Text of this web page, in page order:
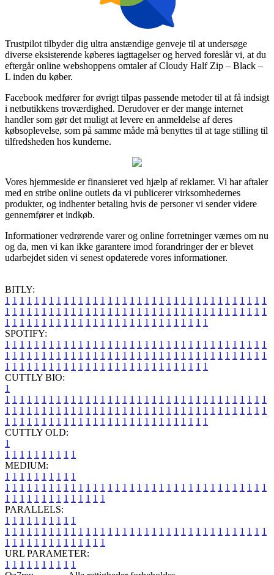
Trustpilot tilbyder dig ultra anstændige genveje til at undersøge
diverse eksisterende køberes iagttagelser og herved foreslår vi, at du
eftergår online webshoppens omtaler af Cloudy Half Zip – Black –
L inden du køber.
Facebook medfører for øvrigt tilpas passende metoder til at få indsigt
i netbutikkens troværdighed. Derudover er der mange internet
handler som gør det muligt at levere en anmeldelse af deres
købsoplevelse, som på samme måde må benyttes til at tage stilling til
tilfredsheden hos kunderne.
Vores hjemmeside er finansieret ved hjælp af reklamer. Vi har aftaler
med en stribe online outlets da vi publicerer virksomhedernes
produkter, og indhenter betaling hvis de personer vi sender videre
gennemfører et indkøb.
Informationer vedrørende varer og online forretninger værnes om nu
og da, men vi kan ikke garantere imod forandringer der er blevet
udarbejdet siden vi senest opdaterede vores informationer.
BITLY:
1 1 1 1 1 1 1 1 1 1 1 1 1 1 1 1 1 1 1 1 1 1 1 1 1 1 1 1 1 1 1 1 1 1 1 1
1 1 1 1 1 1 1 1 1 1 1 1 1 1 1 1 1 1 1 1 1 1 1 1 1 1 1 1 1 1 1 1 1 1 1 1
1 1 1 1 1 1 1 1 1 1 1 1 1 1 1 1 1 1 1 1 1 1 1 1 1 1 1 1
SPOTIFY:
1 1 1 1 1 1 1 1 1 1 1 1 1 1 1 1 1 1 1 1 1 1 1 1 1 1 1 1 1 1 1 1 1 1 1 1
1 1 1 1 1 1 1 1 1 1 1 1 1 1 1 1 1 1 1 1 1 1 1 1 1 1 1 1 1 1 1 1 1 1 1 1
1 1 1 1 1 1 1 1 1 1 1 1 1 1 1 1 1 1 1 1 1 1 1 1 1 1 1 1
CUTTLY BIO:
1
1 1 1 1 1 1 1 1 1 1 1 1 1 1 1 1 1 1 1 1 1 1 1 1 1 1 1 1 1 1 1 1 1 1 1 1
1 1 1 1 1 1 1 1 1 1 1 1 1 1 1 1 1 1 1 1 1 1 1 1 1 1 1 1 1 1 1 1 1 1 1 1
1 1 1 1 1 1 1 1 1 1 1 1 1 1 1 1 1 1 1 1 1 1 1 1 1 1 1 1
CUTTLY OLD:
1
1 1 1 1 1 1 1 1 1 1
MEDIUM:
1 1 1 1 1 1 1 1 1 1
1 1 1 1 1 1 1 1 1 1 1 1 1 1 1 1 1 1 1 1 1 1 1 1 1 1 1 1 1 1 1 1 1 1 1 1
1 1 1 1 1 1 1 1 1 1 1 1 1 1
PARALLELS:
1 1 1 1 1 1 1 1 1 1
1 1 1 1 1 1 1 1 1 1 1 1 1 1 1 1 1 1 1 1 1 1 1 1 1 1 1 1 1 1 1 1 1 1 1 1
1 1 1 1 1 1 1 1 1 1 1 1 1 1
URL PARAMETER:
1 1 1 1 1 1 1 1 1 1